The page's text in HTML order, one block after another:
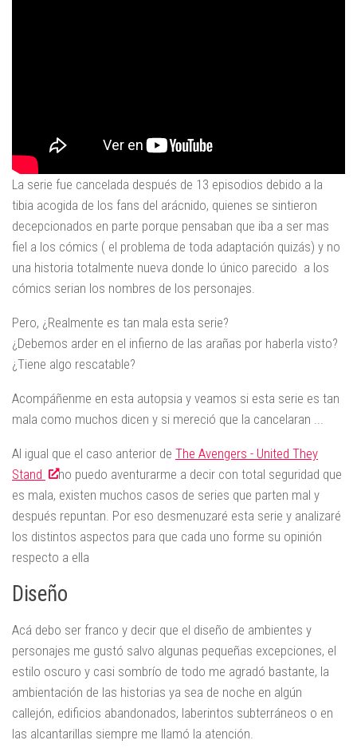
La serie fue cancelada después de 13 episodios debido a la
tibia acogida de los fans del arácnido, quienes se sintieron
decepcionados en parte porque pensaban que iba a ser mas
fiel a los cómics ( el problema de toda adaptación quizás) y no
una historia totalmente nueva donde lo único parecido a los
cómics serian los nombres de los personajes.
Pero, ¿Realmente es tan mala esta serie?
¿Debemos arder en el infierno de las arañas por haberla visto?
¿Tiene algo rescatable?
Acompáñenme en esta autopsia y veamos si esta serie es tan
mala como muchos dicen y si mereció que la cancelaran ...
Al igual que el caso anterior de The Avengers - United They
Stand
no puedo aventurarme a decir con total seguridad que
es mala, existen muchos casos de series que parten mal y
después repuntan. Por eso desmenuzaré esta serie y analizaré
los distintos aspectos para que cada uno forme su opinión
respecto a ella
Diseño
Acá debo ser franco y decir que el diseño de ambientes y
personajes me gustó salvo algunas pequeñas excepciones, el
estilo oscuro y casi sombrío de todo me agradó bastante, la
ambientación de las historias ya sea de noche en algún
callejón, edificios abandonados, laberintos subterráneos o en
las alcantarillas siempre me llamó la atención.